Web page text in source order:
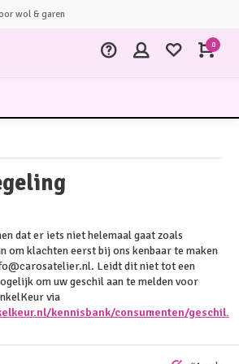
& garen
0
dat er iets niet helemaal gaat zoals
om klachten eerst bij ons kenbaar te maken
. Leidt dit niet tot een
om uw geschil aan te melden voor
via
kennisbank/consumenten/geschil.